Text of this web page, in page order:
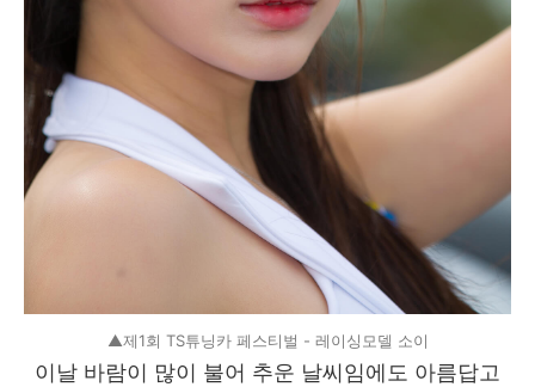
▲제1회 TS튜닝카 페스티벌 - 레이싱모델 소이
이날 바람이 많이 불어 추운 날씨임에도 아름답고